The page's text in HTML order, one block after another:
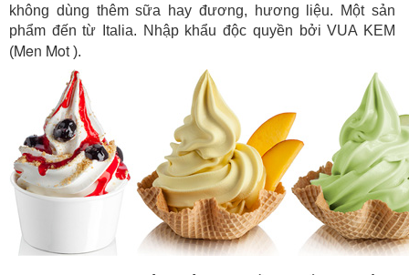
không dùng thêm sữa hay đương, hương liệu. Một sản
phẩm đến từ Italia. Nhập khẩu độc quyền bởi VUA KEM
(Men Mot ).